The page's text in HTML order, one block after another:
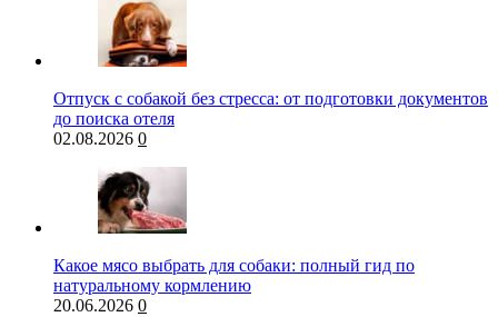
Отпуск с собакой без стресса: от подготовки документов
до поиска отеля
02.08.2026 0
Какое мясо выбрать для собаки: полный гид по
натуральному кормлению
20.06.2026 0